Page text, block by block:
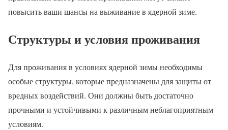
повысить ваши шансы на выживание в ядерной зиме.
Структуры и условия проживания
Для проживания в условиях ядерной зимы необходимы
особые структуры, которые предназначены для защиты от
вредных воздействий. Они должны быть достаточно
прочными и устойчивыми к различным неблагоприятным
условиям.